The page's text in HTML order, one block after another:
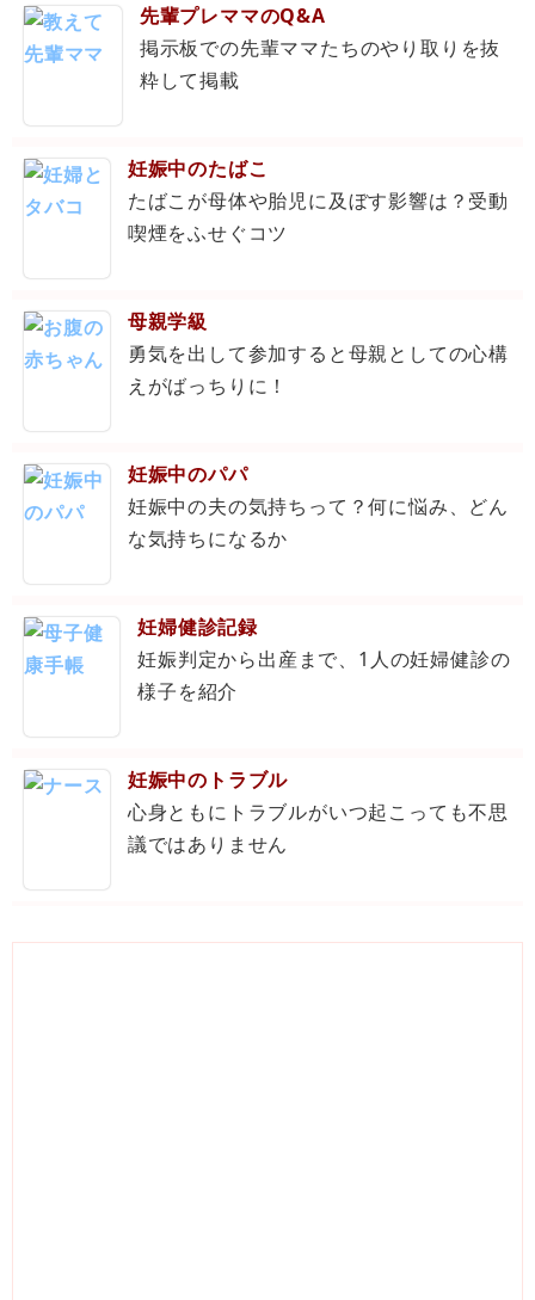
先輩プレママのQ&A
掲示板での先輩ママたちのやり取りを抜
粋して掲載
妊娠中のたばこ
たばこが母体や胎児に及ぼす影響は？受動
喫煙をふせぐコツ
母親学級
勇気を出して参加すると母親としての心構
えがばっちりに！
妊娠中のパパ
妊娠中の夫の気持ちって？何に悩み、どん
な気持ちになるか
妊婦健診記録
妊娠判定から出産まで、1人の妊婦健診の
様子を紹介
妊娠中のトラブル
心身ともにトラブルがいつ起こっても不思
議ではありません